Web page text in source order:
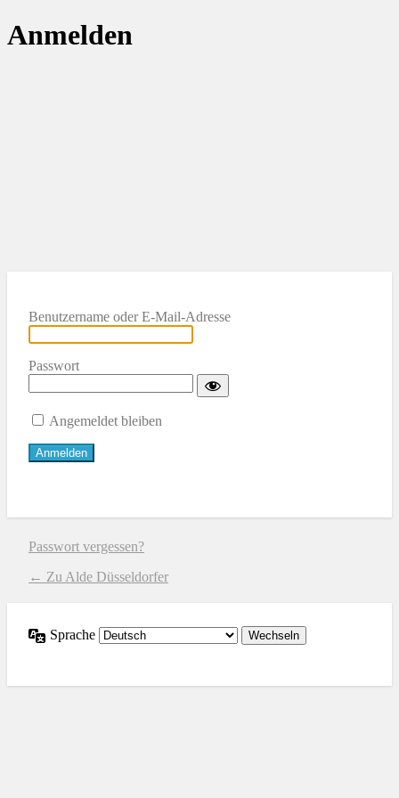
Anmelden
Benutzername oder E-Mail-Adresse
Passwort
Angemeldet bleiben
Passwort vergessen?
← Zu Alde Düsseldorfer
Sprache